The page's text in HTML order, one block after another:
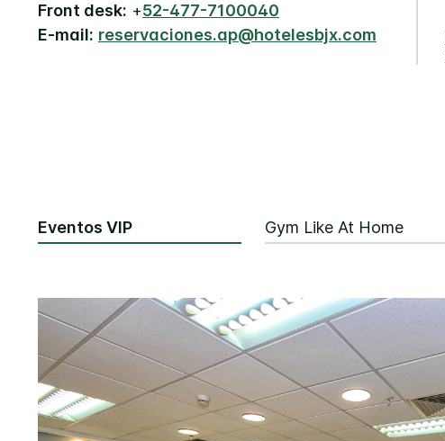
Front desk: +52-477-7100040
E-mail: reservaciones.ap@hotelesbjx.com
Eventos VIP Gym Like At Home